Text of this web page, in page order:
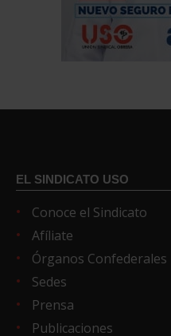
EL SINDICATO USO
Conoce el Sindicato
Afíliate
Órganos Confederales
Sedes
Prensa
Publicaciones